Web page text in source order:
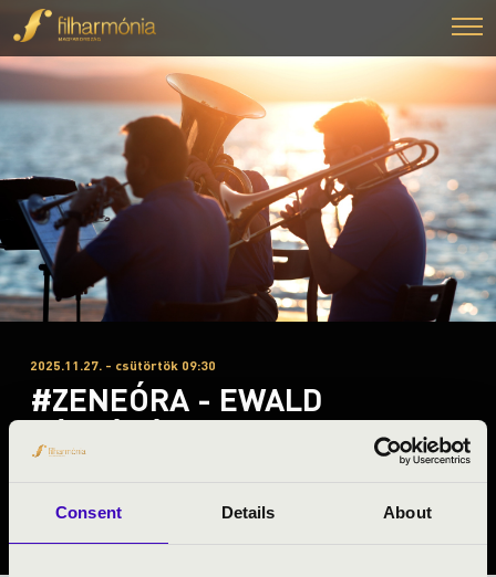
Consent Details About
2025.11.27. - csütörtök 09:30
#ZENEÓRA - EWALD
RÉZFÚVÓS EGYÜTTES